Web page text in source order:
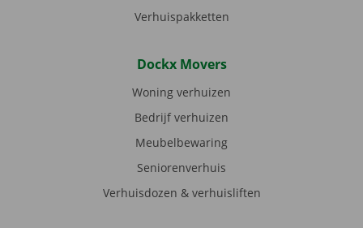
Verhuispakketten
Dockx Movers
Woning verhuizen
Bedrijf verhuizen
Meubelbewaring
Seniorenverhuis
Verhuisdozen & verhuisliften